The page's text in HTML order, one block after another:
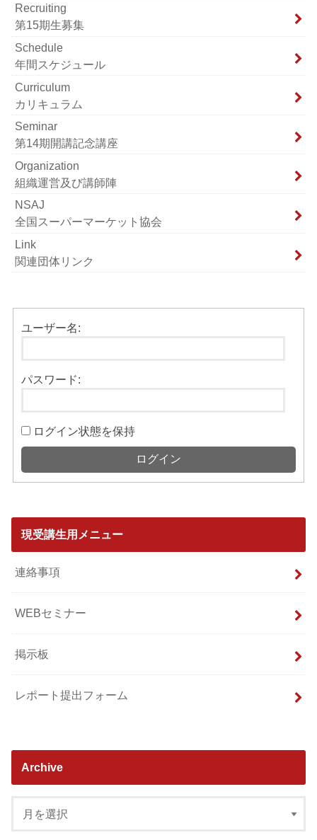
Recruiting
第15期生募集
Schedule
年間スケジュール
Curriculum
カリキュラム
Seminar
第14期開講記念講座
Organization
組織運営及び講師陣
NSAJ
全国スーパーマーケット協会
Link
関連団体リンク
ユーザー名:
パスワード:
ログイン状態を保持
ログイン
現受講生用メニュー
連絡事項
WEBセミナー
掲示板
レポート提出フォーム
Archive